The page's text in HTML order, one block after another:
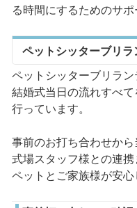
る時間にするためのサポ
ペットシッターブリ
ペットシッターブリラン
結婚式当日の流れすべ
行っています。
事前のお打ち合わせから
式場スタッフ様との連携
ペットとご家族様が安心